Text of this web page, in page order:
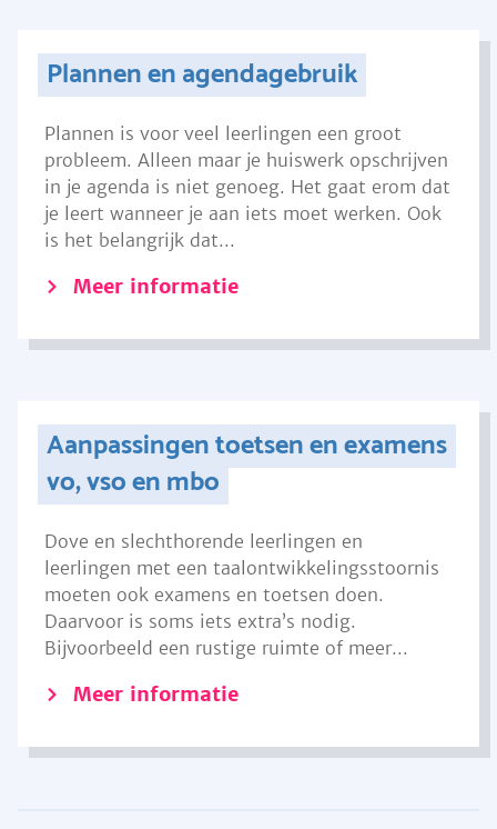
Plannen en agendagebruik
Plannen is voor veel leerlingen een groot
probleem. Alleen maar je huiswerk opschrijven
in je agenda is niet genoeg. Het gaat erom dat
je leert wanneer je aan iets moet werken. Ook
is het belangrijk dat...
Meer informatie
Aanpassingen toetsen en examens
vo, vso en mbo
Dove en slechthorende leerlingen en
leerlingen met een taalontwikkelingsstoornis
moeten ook examens en toetsen doen.
Daarvoor is soms iets extra’s nodig.
Bijvoorbeeld een rustige ruimte of meer...
Meer informatie